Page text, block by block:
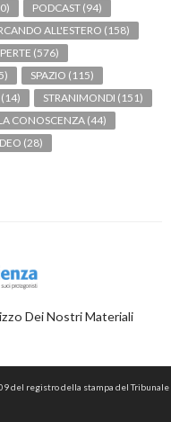
PODCAST (94)
ALL'ESTERO (158)
(576)
SPAZIO (115)
(14) STRANIMONDI (151)
CONOSCENZA (44)
(28)
Dei Nostri Materiali
del registro della stampa del Tribunale